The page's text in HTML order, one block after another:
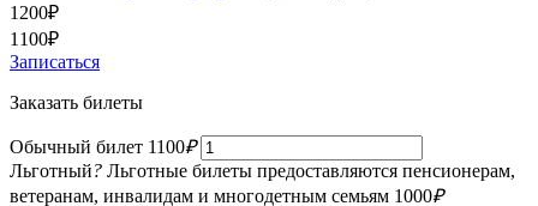
1200₽
1100₽
Записаться
Заказать билеты
Обычный билет 1100₽
Льготный? Льготные билеты предоставляются пенсионерам,
ветеранам, инвалидам и многодетным семьям 1000₽